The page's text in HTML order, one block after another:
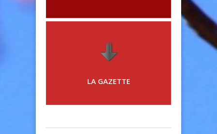
LA GAZETTE